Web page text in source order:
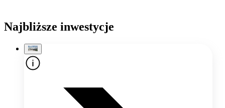
Najbliższe inwestycje